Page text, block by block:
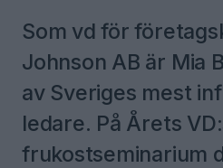
Som vd för
Johnson AB är Mia
av Sveriges mest
ledare. På Årets
frukostseminarium